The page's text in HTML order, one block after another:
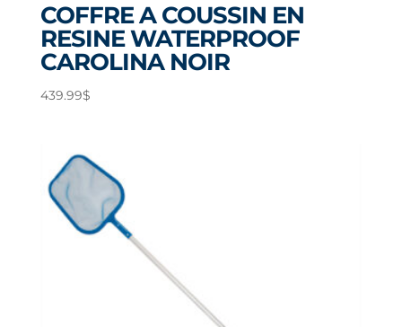
COFFRE A COUSSIN EN
RESINE WATERPROOF
CAROLINA NOIR
439.99$